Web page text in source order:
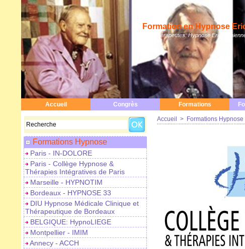
Formation en Hypnose
Hypnothérapeutes: Hypnose
Accueil Congrès Formations
Formations Hypnose
Paris - IN-DOLORE
Paris - Collège Hypnose &
Thérapies Intégratives de Paris
Marseille - HYPNOTIM
Bordeaux - HYPNOSE 33
DIU Hypnose Médicale Clinique et
Thérapeutique de Bordeaux
BELGIQUE: HypnoLIEGE
Montpellier - IMIM
Annecy - ACCH
Accueil > Formations Hypnose